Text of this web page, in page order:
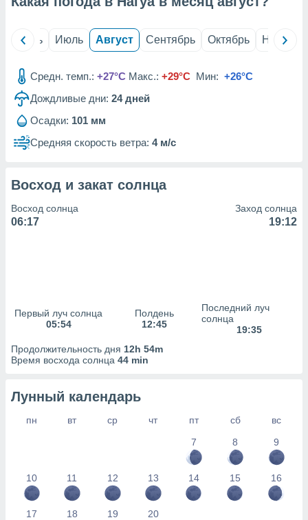
данных
Июнь Июль Август Сентябрь Октябрь Ноябрь
Средн. темп.: +27°C Макс.: +29°C Мин: +26°C
Дождливые дни: 24дней
Осадки: 101 мм
Средняя скорость ветра: 4 м/с
Восход и закат солнца
Восход солнца
06:17
Заход солнца
19:12
Первый луч солнца
05:54
Полдень
12:45
Последний луч
солнца
19:35
Продолжительность дня 12h 54m
Время восхода солнца 44 min
Лунный календарь
пн вт ср чт пт сб
вс
7
8 9
10 11 12 13 14 15 16
17 18 19 20